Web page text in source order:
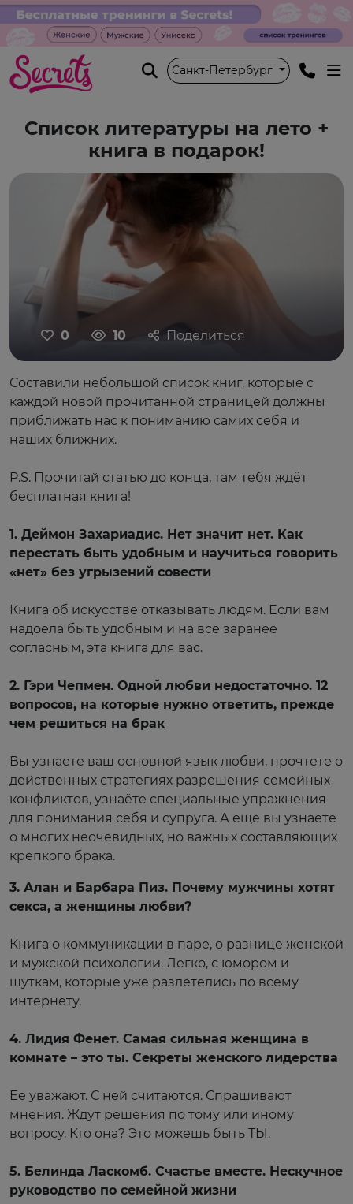
Санкт-Петербург
Список литературы на лето +
книга в подарок!
0 10 Поделиться
Составили небольшой список книг, которые с
каждой новой прочитанной страницей должны
приближать нас к пониманию самих себя и
наших ближних.
P.S. Прочитай статью до конца, там тебя ждёт
бесплатная книга!
1. Деймон Захариадис. Нет значит нет. Как
перестать быть удобным и научиться говорить
«нет» без угрызений совести
Книга об искусстве отказывать людям. Если вам
надоела быть удобным и на все заранее
согласным, эта книга для вас.
2. Гэри Чепмен. Одной любви недостаточно. 12
вопросов, на которые нужно ответить, прежде
чем решиться на брак
Вы узнаете ваш основной язык любви, прочтете о
действенных стратегиях разрешения семейных
конфликтов, узнаёте специальные упражнения
для понимания себя и супруга. А еще вы узнаете
о многих неочевидных, но важных составляющих
крепкого брака.
3. Алан и Барбара Пиз. Почему мужчины хотят
секса, а женщины любви?
Книга о коммуникации в паре, о разнице женской
и мужской психологии. Легко, с юмором и
шуткам, которые уже разлетелись по всему
интернету.
4. Лидия Фенет. Самая сильная женщина в
комнате – это ты. Секреты женского лидерства
Ее уважают. С ней считаются. Спрашивают
мнения. Ждут решения по тому или иному
вопросу. Кто она? Это можешь быть ТЫ.
5. Белинда Ласкомб. Счастье вместе. Нескучное
руководство по семейной жизни